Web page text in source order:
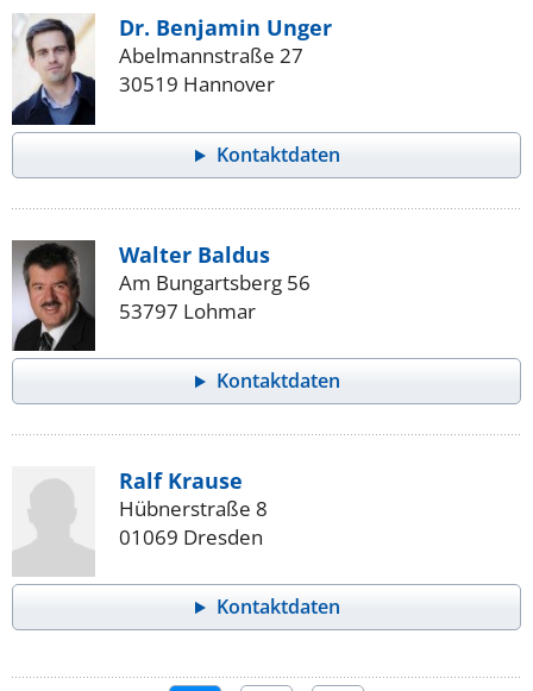
Dr. Benjamin Unger
Abelmannstraße 27
30519 Hannover
Kontaktdaten
Walter Baldus
Am Bungartsberg 56
53797 Lohmar
Kontaktdaten
Ralf Krause
Hübnerstraße 8
01069 Dresden
Kontaktdaten